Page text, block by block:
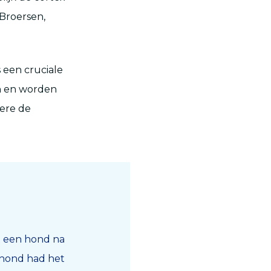
cruciale
en worden
de
hond na
had het